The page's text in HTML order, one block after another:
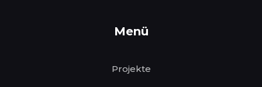
Menü
Projekte